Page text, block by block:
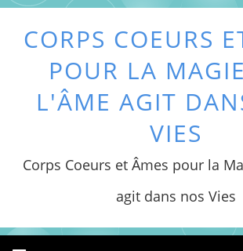
CORPS COEURS
POUR LA
L'ÂME AGIT
VIES
Corps Coeurs et Âmes pour la
agit dans nos Vies